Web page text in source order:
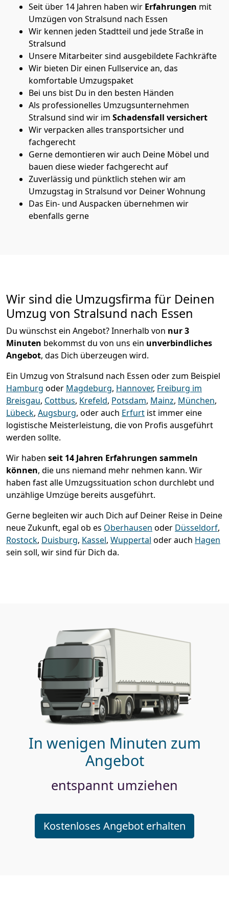
Seit über 14 Jahren haben wir Erfahrungen mit
Umzügen von Stralsund nach Essen
Wir kennen jeden Stadtteil und jede Straße in
Stralsund
Unsere Mitarbeiter sind ausgebildete Fachkräfte
Wir bieten Dir einen Fullservice an, das
komfortable Umzugspaket
Bei uns bist Du in den besten Händen
Als professionelles Umzugsunternehmen
Stralsund sind wir im Schadensfall versichert
Wir verpacken alles transportsicher und
fachgerecht
Gerne demontieren wir auch Deine Möbel und
bauen diese wieder fachgerecht auf
Zuverlässig und pünktlich stehen wir am
Umzugstag in Stralsund vor Deiner Wohnung
Das Ein- und Auspacken übernehmen wir
ebenfalls gerne
Wir sind die Umzugsfirma für Deinen
Umzug von Stralsund nach Essen
Du wünschst ein Angebot? Innerhalb von nur 3
Minuten bekommst du von uns ein unverbindliches
Angebot, das Dich überzeugen wird.
Ein Umzug von Stralsund nach Essen oder zum Beispiel
Hamburg oder Magdeburg, Hannover, Freiburg im
Breisgau, Cottbus, Krefeld, Potsdam, Mainz, München,
Lübeck, Augsburg, oder auch Erfurt ist immer eine
logistische Meisterleistung, die von Profis ausgeführt
werden sollte.
Wir haben seit 14 Jahren Erfahrungen sammeln
können, die uns niemand mehr nehmen kann. Wir
haben fast alle Umzugssituation schon durchlebt und
unzählige Umzüge bereits ausgeführt.
Gerne begleiten wir auch Dich auf Deiner Reise in Deine
neue Zukunft, egal ob es Oberhausen oder Düsseldorf,
Rostock, Duisburg, Kassel, Wuppertal oder auch Hagen
sein soll, wir sind für Dich da.
In wenigen Minuten zum
Angebot
entspannt umziehen
Kostenloses Angebot erhalten